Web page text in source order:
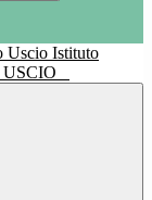
Istituto